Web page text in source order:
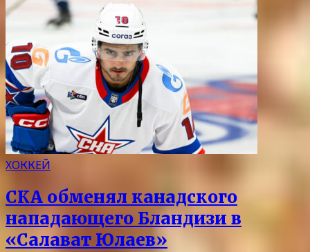
ХОККЕЙ
СКА обменял канадского
нападающего Бландизи в
«Салават Юлаев»